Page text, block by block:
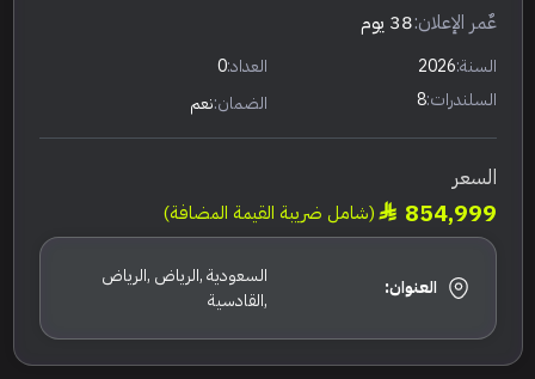
عٌمر الإعلان:38 يوم
السنة:2026 العداد:0
السلندرات:8 الضمان:نعم
السعر
854,999 (شامل ضريبة القيمة المضافة)
العنوان:
السعودية ,الرياض ,الرياض
,القادسية